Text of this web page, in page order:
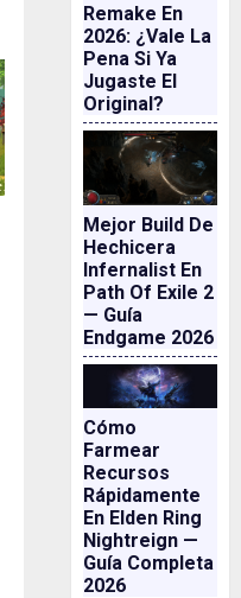
Remake En
2026: ¿vale La
Pena Si Ya
Jugaste El
Original?
Mejor Build De
Hechicera
Infernalist En
Path Of Exile 2
— Guía
Endgame 2026
Cómo
Farmear
Recursos
Rápidamente
En Elden Ring
Nightreign —
Guía Completa
2026